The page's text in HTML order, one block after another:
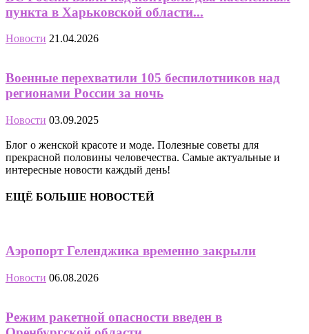
пункта в Харьковской области...
Новости 21.04.2026
Военные перехватили 105 беспилотников над
регионами России за ночь
Новости 03.09.2025
Блог о женской красоте и моде. Полезные советы для
прекрасной половины человечества. Самые актуальные и
интересные новости каждый день!
ЕЩЁ БОЛЬШЕ НОВОСТЕЙ
Аэропорт Геленджика временно закрыли
Новости 06.08.2026
Режим ракетной опасности введен в